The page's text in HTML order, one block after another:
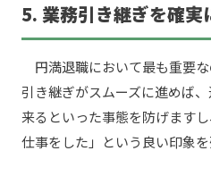
5. 業務引き継ぎを確実
円満退職において最も重要な
引き継ぎがスムーズに進めば
来るといった事態を防げます
仕事をした」という良い印象を